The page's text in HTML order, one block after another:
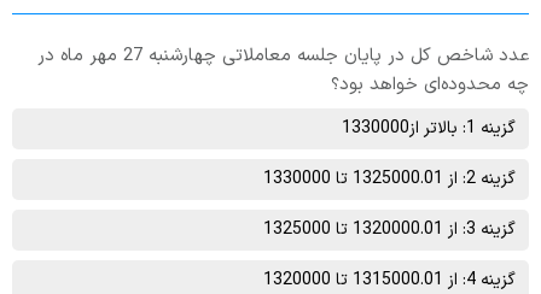
عدد شاخص کل در پایان جلسه معاملاتی چهارشنبه 27 مهر ماه در
چه محدوده‌ای خواهد بود؟
گزینه 1: بالاتر از1330000
گزینه 2: از 1325000.01 تا 1330000
گزینه 3: از 1320000.01 تا 1325000
گزینه 4: از 1315000.01 تا 1320000